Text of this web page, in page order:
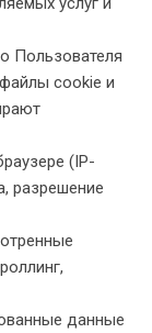
Пользователя
файлы cookie и
(IP-
разрешение
данные